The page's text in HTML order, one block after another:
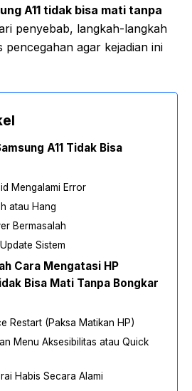
A11 tidak bisa mati tanpa
penyebab, langkah-langkah
pencegahan agar kejadian ini
A11 Tidak Bisa
Mengalami Error
atau Hang
Bermasalah
Sistem
Cara Mengatasi HP
Bisa Mati Tanpa Bongkar
Restart (Paksa Matikan HP)
Menu Aksesibilitas atau Quick
Habis Secara Alami